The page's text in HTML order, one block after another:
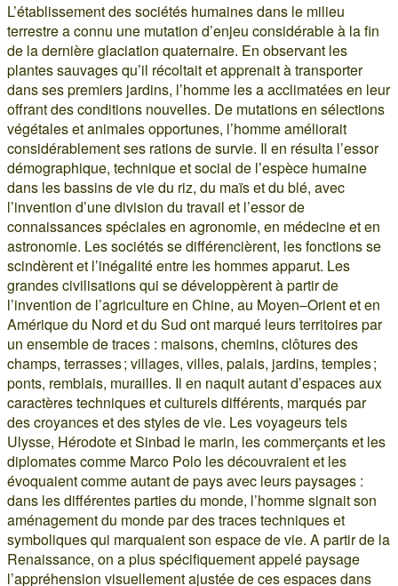
L’établissement des sociétés humaines dans le milieu
terrestre a connu une mutation d’enjeu considérable à la fin
de la dernière glaciation quaternaire. En observant les
plantes sauvages qu’il récoltait et apprenait à transporter
dans ses premiers jardins, l’homme les a acclimatées en leur
offrant des conditions nouvelles. De mutations en sélections
végétales et animales opportunes, l’homme améliorait
considérablement ses rations de survie. Il en résulta l’essor
démographique, technique et social de l’espèce humaine
dans les bassins de vie du riz, du maïs et du blé, avec
l’invention d’une division du travail et l’essor de
connaissances spéciales en agronomie, en médecine et en
astronomie. Les sociétés se différencièrent, les fonctions se
scindèrent et l’inégalité entre les hommes apparut. Les
grandes civilisations qui se développèrent à partir de
l’invention de l’agriculture en Chine, au Moyen–Orient et en
Amérique du Nord et du Sud ont marqué leurs territoires par
un ensemble de traces : maisons, chemins, clôtures des
champs, terrasses ; villages, villes, palais, jardins, temples ;
ponts, remblais, murailles. Il en naquit autant d’espaces aux
caractères techniques et culturels différents, marqués par
des croyances et des styles de vie. Les voyageurs tels
Ulysse, Hérodote et Sinbad le marin, les commerçants et les
diplomates comme Marco Polo les découvraient et les
évoquaient comme autant de pays avec leurs paysages :
dans les différentes parties du monde, l’homme signait son
aménagement du monde par des traces techniques et
symboliques qui marquaient son espace de vie. A partir de la
Renaissance, on a plus spécifiquement appelé paysage
l’appréhension visuellement ajustée de ces espaces dans